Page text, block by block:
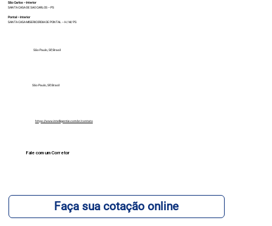
São Carlos – Interior
SANTA CASA DE SAO CARLOS – PS
Pontal – Interior
SANTA CASA MISERICORDIA DE PONTAL – H/ M/ PS
São Paulo, SP, Brasil
São Paulo, SP, Brasil
https://www.intelligentie.com.br/contato
Fale com um Corretor
Faça sua cotação online